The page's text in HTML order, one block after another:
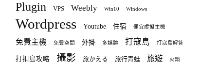
Plugin VPS Weebly Win10 Windows
Wordpress Youtube 住宿 便宜虛擬主機
免費主機 免費空間 外掛 多媒體 打寇島 打寇島解答
打扣島攻略 攝影 旅かえる 旅行青蛙 旅遊 火鍋